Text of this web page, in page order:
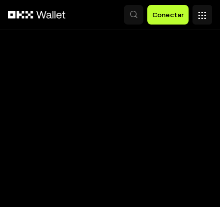
Conectar